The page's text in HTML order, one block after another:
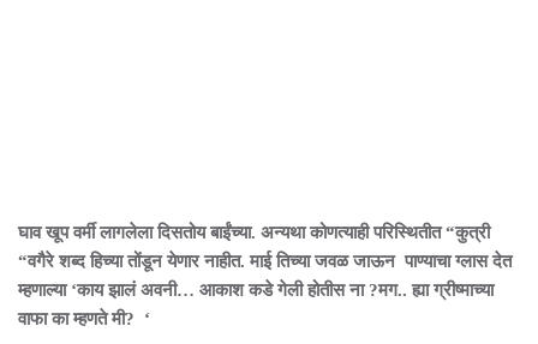
घाव खूप वर्मी लागलेला दिसतोय बाईंच्या. अन्यथा कोणत्याही परिस्थितीत “कुत्री
“वगैरे शब्द हिच्या तोंडून येणार नाहीत. माई तिच्या जवळ जाऊन पाण्याचा ग्लास देत
म्हणाल्या ‘काय झालं अवनी… आकाश कडे गेली होतीस ना ?मग.. ह्या ग्रीष्माच्या
वाफा का म्हणते मी? ‘